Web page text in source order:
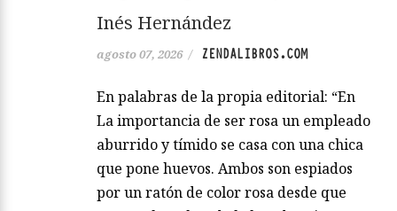
Inés Hernández
agosto 07, 2026 / ZENDALIBROS.COM
En palabras de la propia editorial: “En
La importancia de ser rosa un empleado
aburrido y tímido se casa con una chica
que pone huevos. Ambos son espiados
por un ratón de color rosa desde que